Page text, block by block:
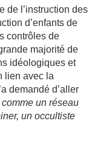
de l’instruction des
d’enfants de
contrôles de
majorité de
idéologiques et
lien avec la
demandé d’aller
un réseau
un occultiste